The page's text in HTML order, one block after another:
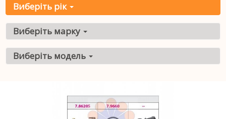
Виберіть рік
Виберіть марку
Виберіть модель